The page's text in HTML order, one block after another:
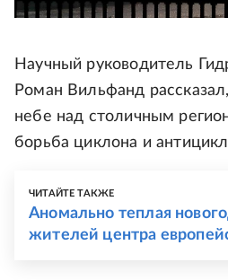
Научный руководитель
Роман Вильфанд
небе над столичным
борьба циклона и
ЧИТАЙТЕ ТАКЖЕ
Аномально теплая
жителей центра